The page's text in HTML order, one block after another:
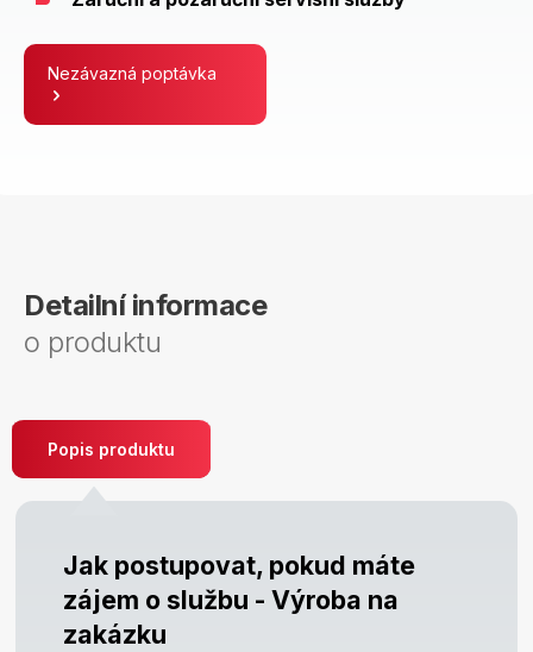
Nezávazná poptávka
Detailní informace
o produktu
Popis produktu
Jak postupovat, pokud máte
zájem o službu - Výroba na
zakázku